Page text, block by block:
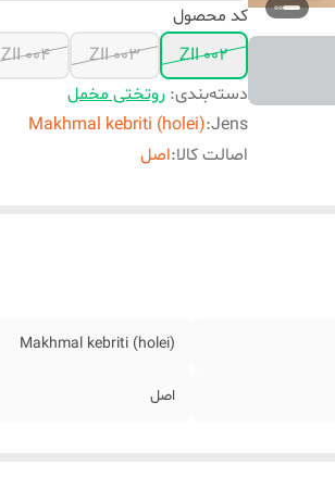
کد محصول
ZII 002
ZII 003
ZII 004
دسته‌بندی: روتختی مخمل
Jens
:
Makhmal kebriti (holei)
اصالت کالا:اصل
Makhmal kebriti (holei)
اصل